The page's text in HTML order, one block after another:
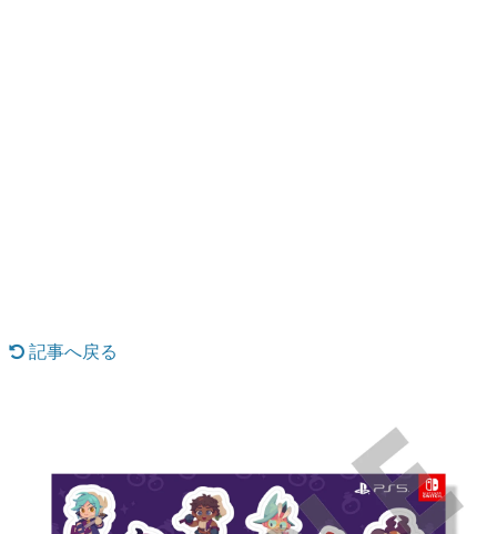
ゲームが変えた日本語
「経験値」「裏技」「ラスボス」… ゲームにまつわる言葉
の起源や用法の変遷を、コンピューター文化史研究家・タ
イニーP氏が徹底調査。
記事へ戻る